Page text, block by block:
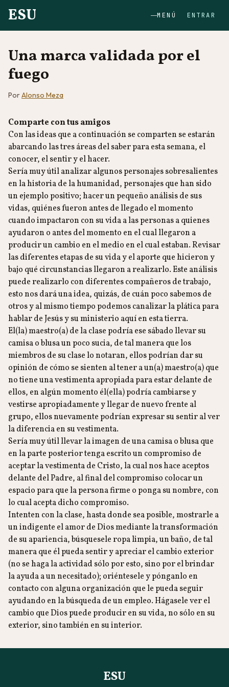
ESU MENÚ ENTRAR
Una marca validada por el
fuego
PorAlonso Meza
Comparte con tus amigos
Con las ideas que a continuación se comparten se estarán
abarcando las tres áreas del saber para esta semana, el
conocer, el sentir y el hacer.
Sería muy útil analizar algunos personajes sobresalientes
en la historia de la humanidad, personajes que han sido
un ejemplo positivo; hacer un pequeño análisis de sus
vidas, quiénes fueron antes de llegado el momento
cuando impactaron con su vida a las personas a quienes
ayudaron o antes del momento en el cual llegaron a
producir un cambio en el medio en el cual estaban. Revisar
las diferentes etapas de su vida y el aporte que hicieron y
bajo qué circunstancias llegaron a realizarlo. Este análisis
puede realizarlo con diferentes compañeros de trabajo,
esto nos dará una idea, quizás, de cuán poco sabemos de
otros y al mismo tiempo podemos canalizar la plática para
hablar de Jesús y su ministerio aquí en esta tierra.
El(la) maestro(a) de la clase podría ese sábado llevar su
camisa o blusa un poco sucia, de tal manera que los
miembros de su clase lo notaran, ellos podrían dar su
opinión de cómo se sienten al tener a un(a) maestro(a) que
no tiene una vestimenta apropiada para estar delante de
ellos, en algún momento él(ella) podría cambiarse y
vestirse apropiadamente y llegar de nuevo frente al
grupo, ellos nuevamente podrían expresar su sentir al ver
la diferencia en su vestimenta.
Sería muy útil llevar la imagen de una camisa o blusa que
en la parte posterior tenga escrito un compromiso de
aceptar la vestimenta de Cristo, la cual nos hace aceptos
delante del Padre, al final del compromiso colocar un
espacio para que la persona firme o ponga su nombre, con
lo cual acepta dicho compromiso.
Intenten con la clase, hasta donde sea posible, mostrarle a
un indigente el amor de Dios mediante la transformación
de su apariencia, búsquesele ropa limpia, un baño, de tal
manera que él pueda sentir y apreciar el cambio exterior
(no se haga la actividad sólo por esto, sino por el brindar
la ayuda a un necesitado); oriéntesele y pónganlo en
contacto con alguna organización que le pueda seguir
ayudando en la búsqueda de un empleo. Hágasele ver el
cambio que Dios puede producir en su vida, no sólo en su
exterior, sino también en su interior.
ESU